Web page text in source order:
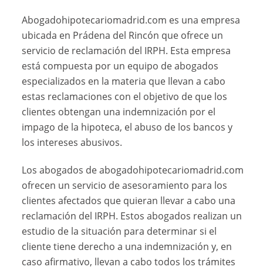
Abogadohipotecariomadrid.com es una empresa
ubicada en Prádena del Rincón que ofrece un
servicio de reclamación del IRPH. Esta empresa
está compuesta por un equipo de abogados
especializados en la materia que llevan a cabo
estas reclamaciones con el objetivo de que los
clientes obtengan una indemnización por el
impago de la hipoteca, el abuso de los bancos y
los intereses abusivos.
Los abogados de abogadohipotecariomadrid.com
ofrecen un servicio de asesoramiento para los
clientes afectados que quieran llevar a cabo una
reclamación del IRPH. Estos abogados realizan un
estudio de la situación para determinar si el
cliente tiene derecho a una indemnización y, en
caso afirmativo, llevan a cabo todos los trámites